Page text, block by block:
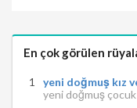
En çok görülen
yeni doğmuş kız
yeni doğmuş